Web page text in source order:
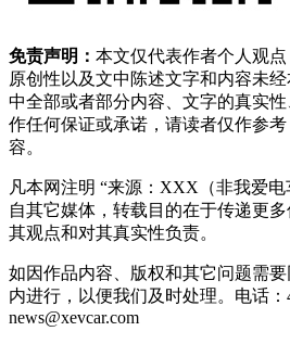
免责声明： 本文仅代表作者个人观
原创性以及文中陈述文字和内容未
中全部或者部分内容、文字的真实
作任何保证或承诺，请读者仅作参
容。
凡本网注明 “来源：XXX（非我爱
自其它媒体，转载目的在于传递更
其观点和对其真实性负责。
如因作品内容、版权和其它问题需
内进行，以便我们及时处理。电话：
news@xevcar.com